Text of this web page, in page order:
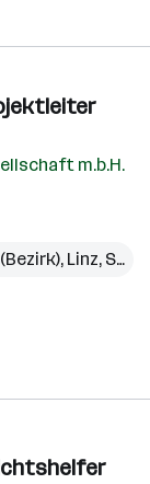
m.b.H.
, Linz, St. Pölten